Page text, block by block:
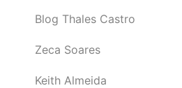
Blog Thales Castro
Zeca Soares
Keith Almeida